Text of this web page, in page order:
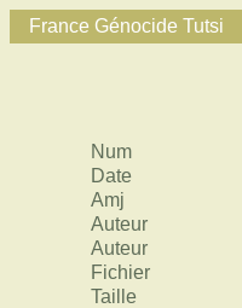
France Génocide Tutsi
Num
Date
Amj
Auteur
Auteur
Fichier
Taille